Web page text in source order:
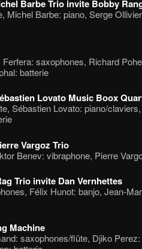
Barbe Trio invite Bobby
Michel Barbe: piano, Serge
saxophones, Richard
batterie
Lovato Music Boox
Sébastien Lovato: piano/
Vargoz Trio
Benev: vibraphone, Pierre
Trio invite Dan Vernhettes
Félix Hunot: banjo, Jean-
Machine
saxophones/flûte, Djiko